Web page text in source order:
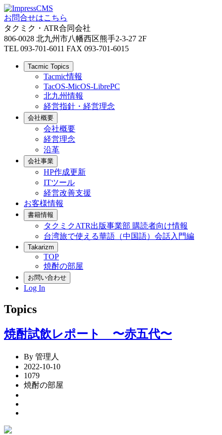
お問合せはこちら
タクミク・ATR合同会社
806-0028 北九州市八幡西区熊手2-3-27 2F
TEL 093-701-6011 FAX 093-701-6015
Tacmic Topics
Tacmic情報
TacOS-MicOS-LibrePC
北九州情報
経営指針・経営理念
会社概要
会社概要
経営理念
沿革
会社事業
HP作成更新
ITツール
経営改善支援
お客様情報
書籍情報
タクミクATR出版事業部 購読者向け情報
台湾旅で使える華語（中国語）会話入門編
Takarizm
TOP
焼酎の部屋
お問い合わせ
Log In
Topics
焼酎試飲レポート 〜赤五代〜
By 管理人
2022-10-10
1079
焼酎の部屋